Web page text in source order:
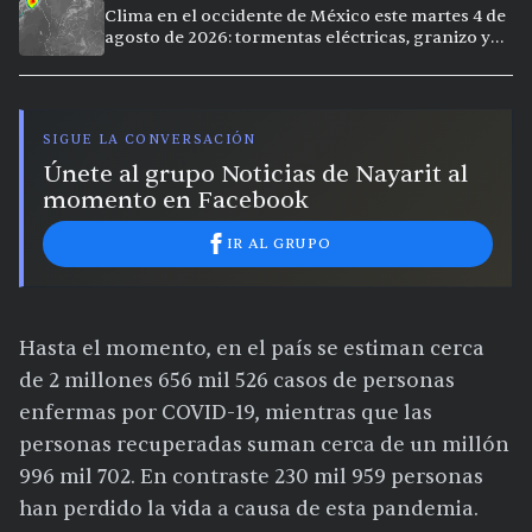
Clima en el occidente de México este martes 4 de
agosto de 2026: tormentas eléctricas, granizo y
SIGUE LA CONVERSACIÓN
Únete al grupo Noticias de Nayarit al
momento en Facebook
IR AL GRUPO
Hasta el momento, en el país se estiman cerca
de 2 millones 656 mil 526 casos de personas
enfermas por COVID-19, mientras que las
personas recuperadas suman cerca de un millón
996 mil 702. En contraste 230 mil 959 personas
han perdido la vida a causa de esta pandemia.